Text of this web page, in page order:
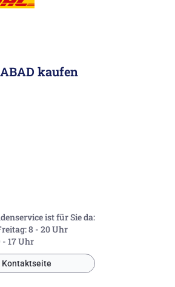
kaufen
ist für Sie da:
8 - 20 Uhr
- 17 Uhr
Kontaktseite